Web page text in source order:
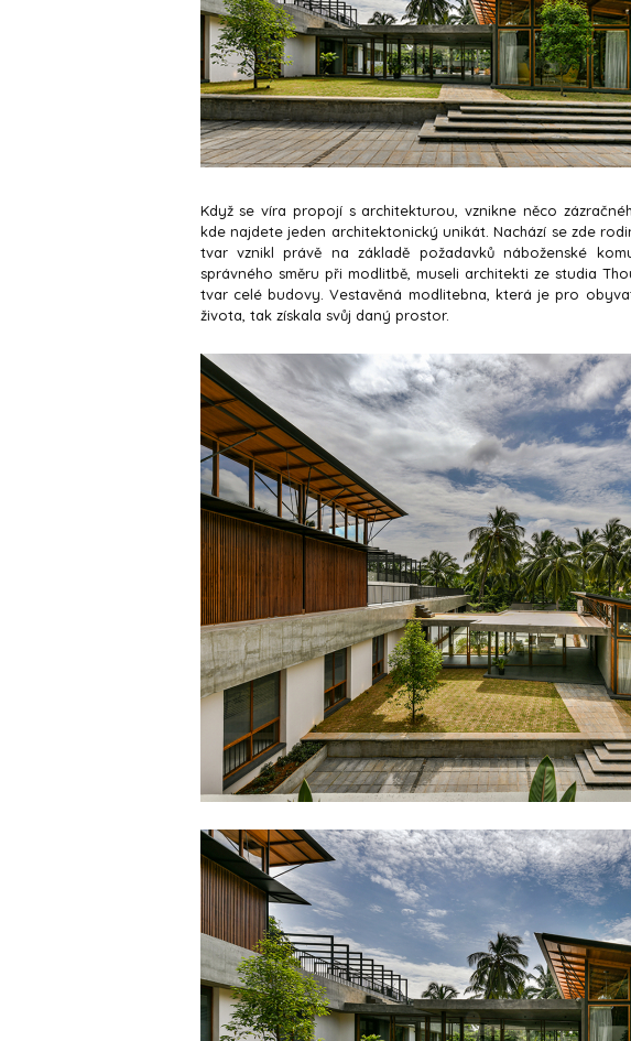
Když se víra propojí s architekturou, vznikne něco
kde najdete jeden architektonický unikát. Nachází se zde
tvar vznikl právě na základě požadavků náboženské
správného směru při modlitbě, museli architekti ze studia
tvar celé budovy. Vestavěná modlitebna, která je pro
života, tak získala svůj daný prostor.